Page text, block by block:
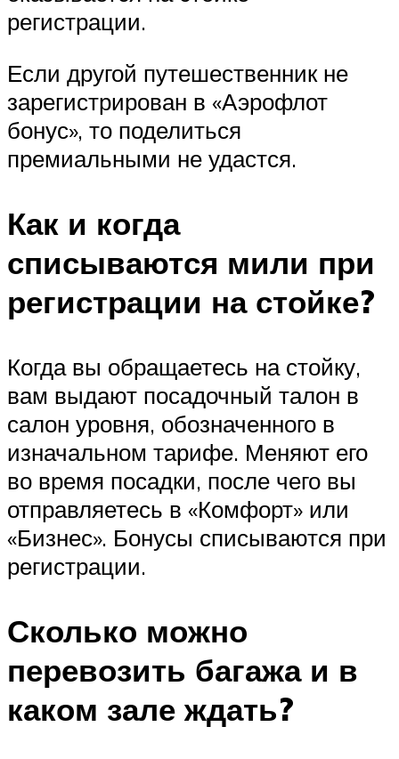
регистрации.
Если другой путешественник не
зарегистрирован в «Аэрофлот
бонус», то поделиться
премиальными не удастся.
Как и когда
списываются мили при
регистрации на стойке?
Когда вы обращаетесь на стойку,
вам выдают посадочный талон в
салон уровня, обозначенного в
изначальном тарифе. Меняют его
во время посадки, после чего вы
отправляетесь в «Комфорт» или
«Бизнес». Бонусы списываются при
регистрации.
Сколько можно
перевозить багажа и в
каком зале ждать?